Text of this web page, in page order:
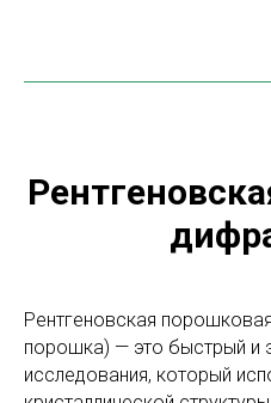
Рентгеновская
порошка) — это быстрый и
исследования, который